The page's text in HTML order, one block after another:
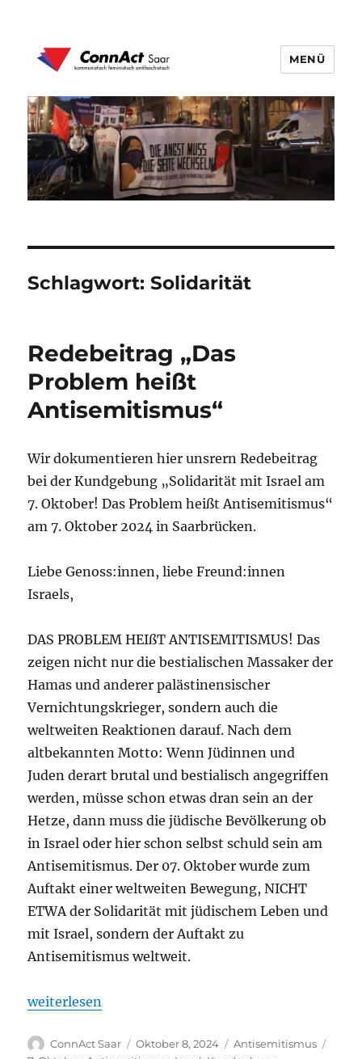
ConnAct Saar
MENÜ
Schlagwort:Solidarität
Redebeitrag „Das
Problem heißt
Antisemitismus“
Wir dokumentieren hier unsrern Redebeitrag
bei der Kundgebung „Solidarität mit Israel am
7. Oktober! Das Problem heißt Antisemitismus“
am 7. Oktober 2024 in Saarbrücken.
Liebe Genoss:innen, liebe Freund:innen
Israels,
DAS PROBLEM HEIßT ANTISEMITISMUS! Das
zeigen nicht nur die bestialischen Massaker der
Hamas und anderer palästinensischer
Vernichtungskrieger, sondern auch die
weltweiten Reaktionen darauf. Nach dem
altbekannten Motto: Wenn Jüdinnen und
Juden derart brutal und bestialisch angegriffen
werden, müsse schon etwas dran sein an der
Hetze, dann muss die jüdische Bevölkerung ob
in Israel oder hier schon selbst schuld sein am
Antisemitismus. Der 07. Oktober wurde zum
Auftakt einer weltweiten Bewegung, NICHT
ETWA der Solidarität mit jüdischem Leben und
mit Israel, sondern der Auftakt zu
Antisemitismus weltweit.
„Redebeitrag „Das Problem heißt
weiterlesen
Autor
ConnAct Saar
Veröffentlicht
Oktober 8, 2024 Kategorien
Antisemitismus